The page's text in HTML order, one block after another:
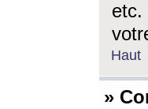
etc.
Haut
»